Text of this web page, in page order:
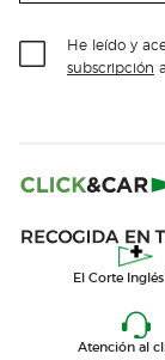
He leído y
subscripción
El Corte
Atención al